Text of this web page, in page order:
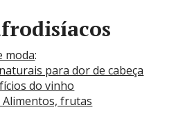
moda:
para dor de cabeça
do vinho
Alimentos, frutas